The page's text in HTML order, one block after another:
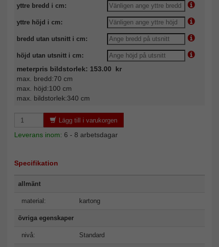
yttre bredd i cm:
yttre höjd i cm:
bredd utan utsnitt i cm:
höjd utan utsnitt i cm:
meterpris bildstorlek: 153.00 kr
max. bredd:70 cm
max. höjd:100 cm
max. bildstorlek:340 cm
Lägg till i varukorgen
Leverans inom: 6 - 8 arbetsdagar
Specifikation
allmänt
material: kartong
övriga egenskaper
nivå: Standard